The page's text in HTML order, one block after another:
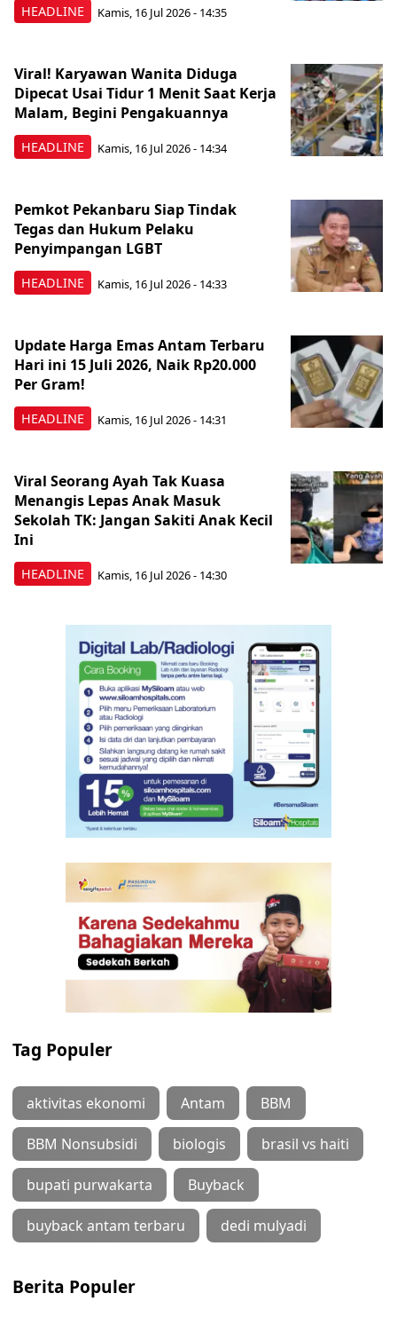
HEADLINE Kamis, 16 Jul 2026 - 14:35
HEADLINE
Viral! Karyawan Wanita Diduga
Dipecat Usai Tidur 1 Menit Saat Kerja
Malam, Begini Pengakuannya
Kamis, 16 Jul 2026 - 14:34
HEADLINE
Pemkot Pekanbaru Siap Tindak
Tegas dan Hukum Pelaku
Penyimpangan LGBT
Kamis, 16 Jul 2026 - 14:33
HEADLINE
Update Harga Emas Antam Terbaru
Hari ini 15 Juli 2026, Naik Rp20.000
Per Gram!
Kamis, 16 Jul 2026 - 14:31
HEADLINE
Viral Seorang Ayah Tak Kuasa
Menangis Lepas Anak Masuk
Sekolah TK: Jangan Sakiti Anak Kecil
Ini
Kamis, 16 Jul 2026 - 14:30
Tag Populer
aktivitas ekonomi Antam BBM
BBM Nonsubsidi biologis brasil vs haiti
bupati purwakarta Buyback
buyback antam terbaru dedi mulyadi
Berita Populer